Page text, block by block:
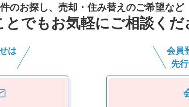
のお探し、売却・住み替えのご希望など
とでもお気軽にご相談くだ
は
会員
先